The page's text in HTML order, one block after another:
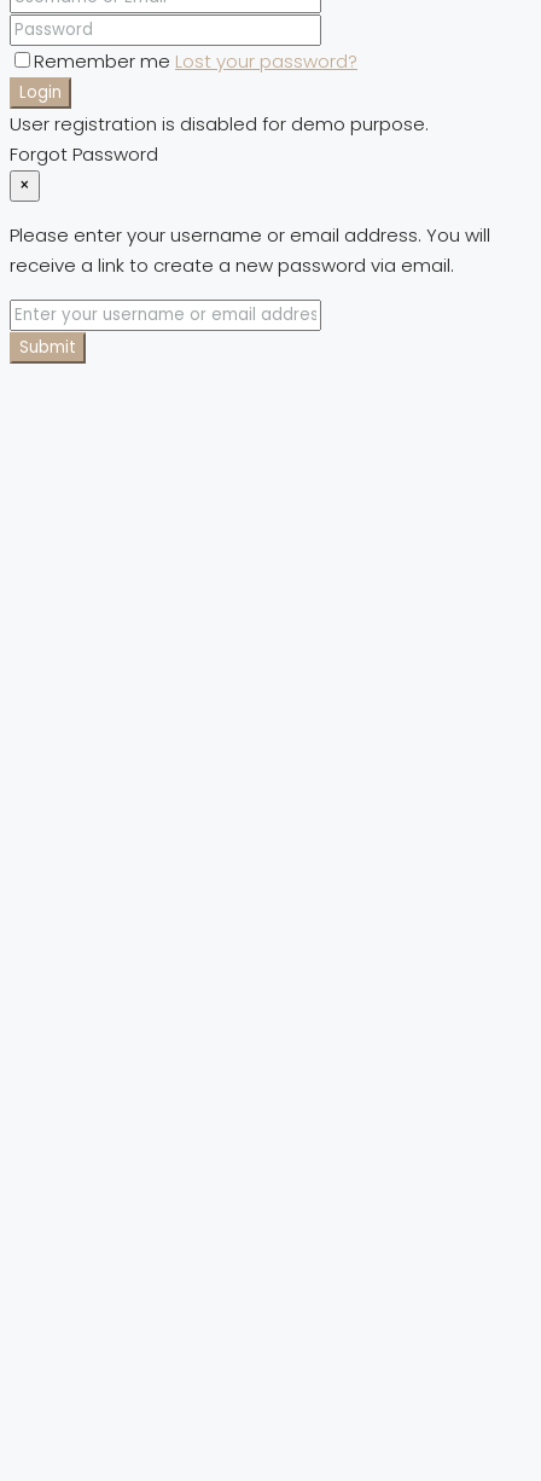
Remember me Lost your password?
Login
User registration is disabled for demo purpose.
Forgot Password
×
Please enter your username or email address. You will
receive a link to create a new password via email.
Submit